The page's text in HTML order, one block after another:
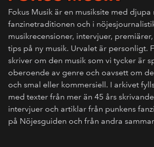
Fokus Musik är en musiksite med
fanzinetraditionen och i
musikrecensioner, intervjuer,
tips på ny musik. Urvalet är personligt.
skriver om den musik som vi tycker är
oberoende av genre och oavsett om
och smal eller kommersiell. I arkivet
med texter från mer än 45 års
intervjuer och artiklar från punkens
på Nöjesguiden och från andra